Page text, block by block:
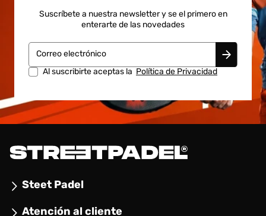
Suscríbete a nuestra newsletter y se el primero en
enterarte de las novedades
Correo electrónico
Al suscribirte aceptas la Política de Privacidad
Steet Padel
Atención al cliente